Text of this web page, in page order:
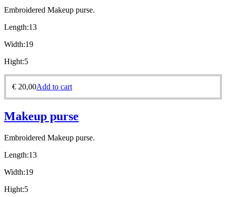
Embroidered Makeup purse.
Length:13
Width:19
Hight:5
€ 20,00Add to cart
Makeup purse
Embroidered Makeup purse.
Length:13
Width:19
Hight:5